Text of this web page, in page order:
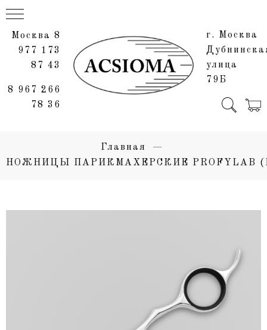
Москва 8
977 173
87 43
8 967 266
78 36
г. Москва
улица
79Б
Главная
НОЖНИЦЫ ПАРИКМАХЕРСКИЕ PROFYLAB